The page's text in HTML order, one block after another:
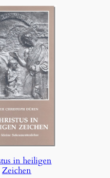
in heiligen
Zeichen